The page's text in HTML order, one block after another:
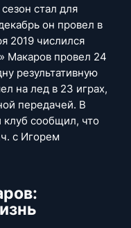
стал для
он провел в
2019 числился
Макаров провел 24
результативную
на лед в 23 играх,
передачей. В
клуб сообщил, что
с Игорем